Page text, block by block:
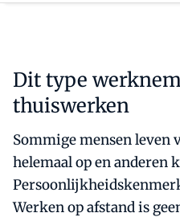
Dit type
thuiswerken
Sommige mensen leven
helemaal op en anderen
Werken op afstand is